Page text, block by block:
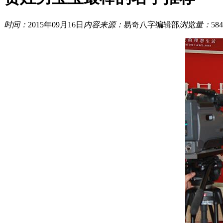
时间： 2015年09月16日 内容来源： 易奇八字编辑部浏览量：